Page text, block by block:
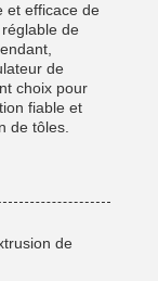
et efficace de
de
de
choix pour
fiable et
de tôles.
de